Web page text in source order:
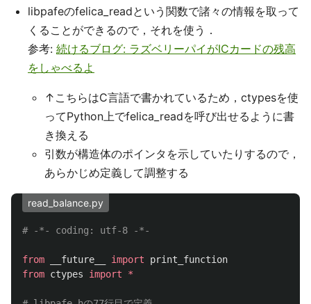
libpafeのfelica_readという関数で諸々の情報を取って
くることができるので，それを使う．
参考: 続けるブログ: ラズベリーパイがICカードの残高
をしゃべるよ
↑こちらはC言語で書かれているため，ctypesを使
ってPython上でfelica_readを呼び出せるように書
き換える
引数が構造体のポインタを示していたりするので，
あらかじめ定義して調整する
read_balance.py
from __future__ import
print_function
from ctypes import *